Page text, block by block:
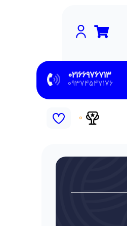
02166976713
09374547176
0